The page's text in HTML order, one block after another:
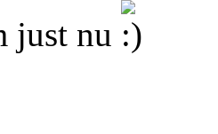
just nu